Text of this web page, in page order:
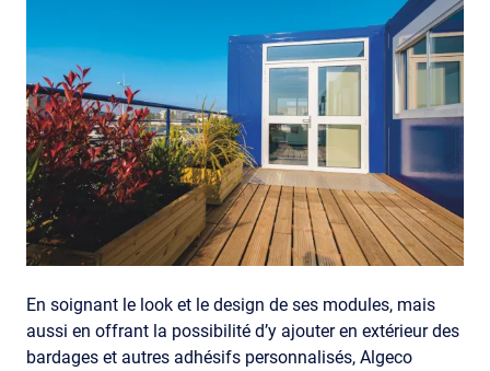
En soignant le look et le design de ses modules, mais
aussi en offrant la possibilité d’y ajouter en extérieur des
bardages et autres adhésifs personnalisés, Algeco